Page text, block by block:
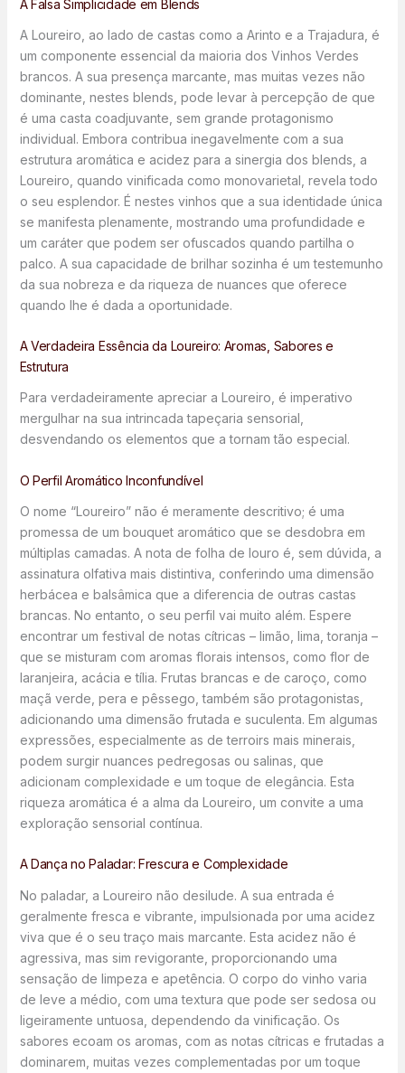
A Falsa Simplicidade em Blends
A Loureiro, ao lado de castas como a Arinto e a Trajadura, é
um componente essencial da maioria dos Vinhos Verdes
brancos. A sua presença marcante, mas muitas vezes não
dominante, nestes blends, pode levar à percepção de que
é uma casta coadjuvante, sem grande protagonismo
individual. Embora contribua inegavelmente com a sua
estrutura aromática e acidez para a sinergia dos blends, a
Loureiro, quando vinificada como monovarietal, revela todo
o seu esplendor. É nestes vinhos que a sua identidade única
se manifesta plenamente, mostrando uma profundidade e
um caráter que podem ser ofuscados quando partilha o
palco. A sua capacidade de brilhar sozinha é um testemunho
da sua nobreza e da riqueza de nuances que oferece
quando lhe é dada a oportunidade.
A Verdadeira Essência da Loureiro: Aromas, Sabores e
Estrutura
Para verdadeiramente apreciar a Loureiro, é imperativo
mergulhar na sua intrincada tapeçaria sensorial,
desvendando os elementos que a tornam tão especial.
O Perfil Aromático Inconfundível
O nome “Loureiro” não é meramente descritivo; é uma
promessa de um bouquet aromático que se desdobra em
múltiplas camadas. A nota de folha de louro é, sem dúvida, a
assinatura olfativa mais distintiva, conferindo uma dimensão
herbácea e balsâmica que a diferencia de outras castas
brancas. No entanto, o seu perfil vai muito além. Espere
encontrar um festival de notas cítricas – limão, lima, toranja –
que se misturam com aromas florais intensos, como flor de
laranjeira, acácia e tília. Frutas brancas e de caroço, como
maçã verde, pera e pêssego, também são protagonistas,
adicionando uma dimensão frutada e suculenta. Em algumas
expressões, especialmente as de terroirs mais minerais,
podem surgir nuances pedregosas ou salinas, que
adicionam complexidade e um toque de elegância. Esta
riqueza aromática é a alma da Loureiro, um convite a uma
exploração sensorial contínua.
A Dança no Paladar: Frescura e Complexidade
No paladar, a Loureiro não desilude. A sua entrada é
geralmente fresca e vibrante, impulsionada por uma acidez
viva que é o seu traço mais marcante. Esta acidez não é
agressiva, mas sim revigorante, proporcionando uma
sensação de limpeza e apetência. O corpo do vinho varia
de leve a médio, com uma textura que pode ser sedosa ou
ligeiramente untuosa, dependendo da vinificação. Os
sabores ecoam os aromas, com as notas cítricas e frutadas a
dominarem, muitas vezes complementadas por um toque